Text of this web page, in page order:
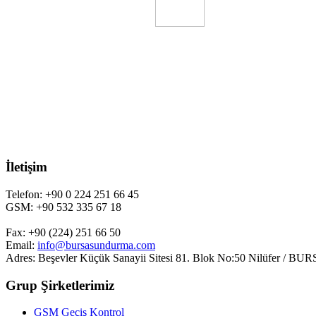
İletişim
Telefon: +90 0 224 251 66 45
GSM: +90 532 335 67 18
Fax: +90 (224) 251 66 50
Email: info@bursasundurma.com
Adres: Beşevler Küçük Sanayii Sitesi 81. Blok No:50 Nilüfer /
Grup Şirketlerimiz
GSM Geçiş Kontrol